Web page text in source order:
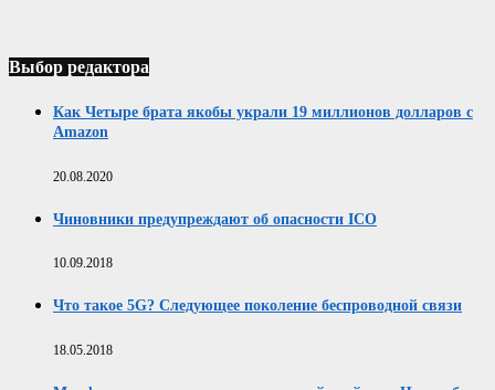
Выбор редактора
Как Четыре брата якобы украли 19 миллионов долларов с
Amazon
20.08.2020
Чиновники предупреждают об опасности ICO
10.09.2018
Что такое 5G? Следующее поколение беспроводной связи
18.05.2018